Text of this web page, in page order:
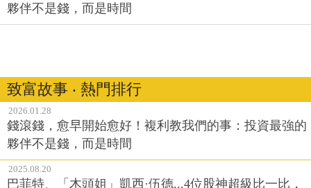
夥伴不是錢，而是時間
致富故事 ‧ 熱門排行
2026.01.28
錢滾錢，愈早開始愈好！複利教我們的事：投資最強的
夥伴不是錢，而是時間
2025.08.20
巴菲特、「木頭姐」凱西·伍德...4位股神超級比一比，